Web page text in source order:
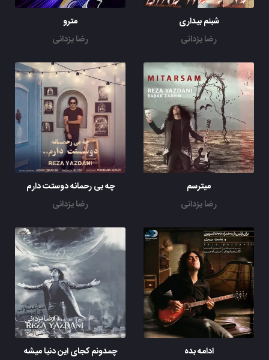
شبنم بیداری
رضا یزدانی
مترو
رضا یزدانی
میترسم
رضا یزدانی
چه بی رحمانه دوستت دارم
رضا یزدانی
ادامه بده
چمدونم کجای این دنیا میشه